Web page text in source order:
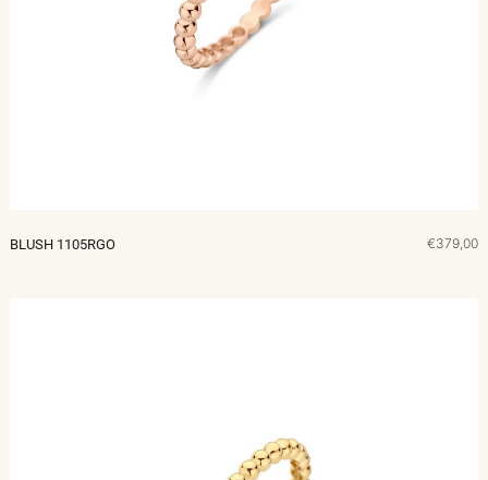
BLUSH 1105RGO €379,00